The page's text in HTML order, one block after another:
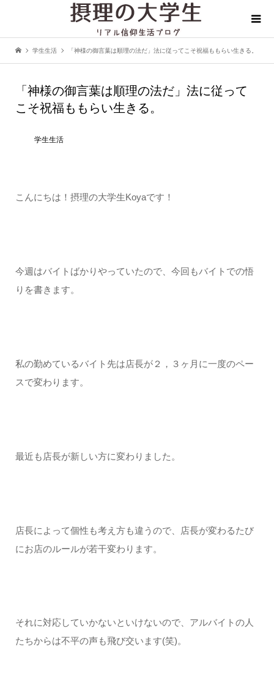
学生生活 「神様の御言葉は順理の法だ」法に従ってこそ祝福ももらい生きる。
「神様の御言葉は順理の法だ」法に従って
こそ祝福ももらい生きる。
学生生活
こんにちは！摂理の大学生Koyaです！
今週はバイトばかりやっていたので、今回もバイトでの悟
りを書きます。
私の勤めているバイト先は店長が２，３ヶ月に一度のペー
スで変わります。
最近も店長が新しい方に変わりました。
店長によって個性も考え方も違うので、店長が変わるたび
にお店のルールが若干変わります。
それに対応していかないといけないので、アルバイトの人
たちからは不平の声も飛び交います(笑)。